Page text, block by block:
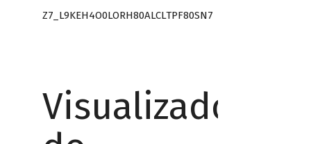
Z7_L9KEH4O0LORH80ALCLTPF80SN7
Visualizador